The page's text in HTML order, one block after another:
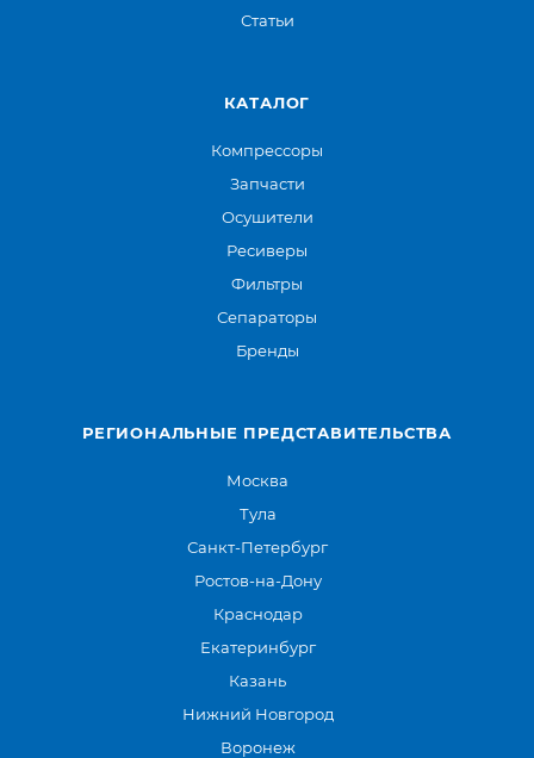
Статьи
КАТАЛОГ
Компрессоры
Запчасти
Осушители
Ресиверы
Фильтры
Сепараторы
Бренды
РЕГИОНАЛЬНЫЕ ПРЕДСТАВИТЕЛЬСТВА
Москва
Тула
Санкт-Петербург
Ростов-на-Дону
Краснодар
Екатеринбург
Казань
Нижний Новгород
Воронеж